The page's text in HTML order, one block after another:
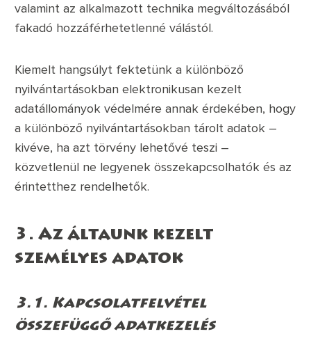
valamint az alkalmazott technika megváltozásából
fakadó hozzáférhetetlenné válástól.
Kiemelt hangsúlyt fektetünk a különböző
nyilvántartásokban elektronikusan kezelt
adatállományok védelmére annak érdekében, hogy
a különböző nyilvántartásokban tárolt adatok –
kivéve, ha azt törvény lehetővé teszi –
közvetlenül ne legyenek összekapcsolhatók és az
érintetthez rendelhetők.
3. Az áltaunk kezelt
személyes adatok
3.1. Kapcsolatfelvétel
összefüggő adatkezelés